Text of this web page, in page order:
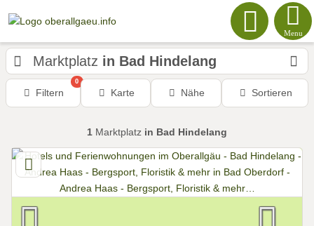
Menu
Marktplatz in Bad Hindelang
Filtern
0
Karte Nähe Sortieren
1 Marktplatz in Bad Hindelang